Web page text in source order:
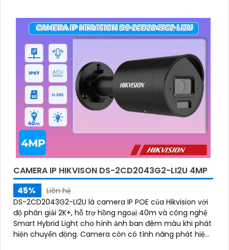
CAMERA IP HIKVISON DS-2CD2043G2-LI2U 4MP
45%
Liên hệ
DS-2CD2043G2-LI2U là camera IP POE của Hikvision với
độ phân giải 2K+, hỗ trợ hồng ngoại 40m và công nghệ
Smart Hybrid Light cho hình ảnh ban đêm màu khi phát
hiện chuyển động. Camera còn có tính năng phát hiện